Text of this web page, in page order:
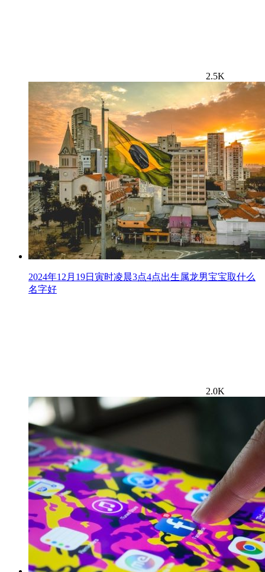
2.5K
2024年12月19日寅时凌晨3点4点出生属龙男宝宝取什么
名字好
2.0K